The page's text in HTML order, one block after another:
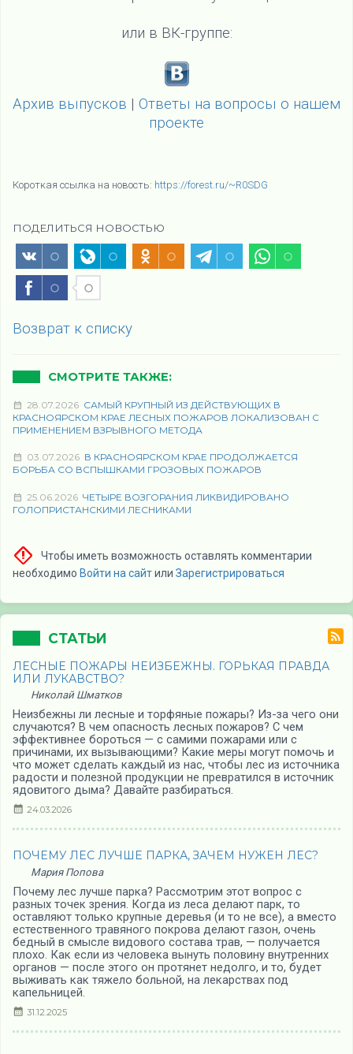
или в ВК-группе:
Архив выпусков | Ответы на вопросы о нашем
проекте
Короткая ссылка на новость: https://forest.ru/~R0SDG
ПОДЕЛИТЬСЯ НОВОСТЬЮ
Возврат к списку
СМОТРИТЕ ТАКЖЕ:
28.07.2026 САМЫЙ КРУПНЫЙ ИЗ ДЕЙСТВУЮЩИХ В
КРАСНОЯРСКОМ КРАЕ ЛЕСНЫХ ПОЖАРОВ ЛОКАЛИЗОВАН С
ПРИМЕНЕНИЕМ ВЗРЫВНОГО МЕТОДА
03.07.2026 В КРАСНОЯРСКОМ КРАЕ ПРОДОЛЖАЕТСЯ
БОРЬБА СО ВСПЫШКАМИ ГРОЗОВЫХ ПОЖАРОВ
25.06.2026 ЧЕТЫРЕ ВОЗГОРАНИЯ ЛИКВИДИРОВАНО
ГОЛОПРИСТАНСКИМИ ЛЕСНИКАМИ
Чтобы иметь возможность оставлять комментарии
необходимо Войти на сайтили Зарегистрироваться
СТАТЬИ
ЛЕСНЫЕ ПОЖАРЫ НЕИЗБЕЖНЫ. ГОРЬКАЯ ПРАВДА
ИЛИ ЛУКАВСТВО?
Николай Шматков
Неизбежны ли лесные и торфяные пожары? Из-за чего они
случаются? В чем опасность лесных пожаров? С чем
эффективнее бороться — с самими пожарами или с
причинами, их вызывающими? Какие меры могут помочь и
что может сделать каждый из нас, чтобы лес из источника
радости и полезной продукции не превратился в источник
ядовитого дыма? Давайте разбираться.
24.03.2026
ПОЧЕМУ ЛЕС ЛУЧШЕ ПАРКА, ЗАЧЕМ НУЖЕН ЛЕС?
Мария Попова
Почему лес лучше парка? Рассмотрим этот вопрос с
разных точек зрения. Когда из леса делают парк, то
оставляют только крупные деревья (и то не все), а вместо
естественного травяного покрова делают газон, очень
бедный в смысле видового состава трав, — получается
плохо. Как если из человека вынуть половину внутренних
органов — после этого он протянет недолго, и то, будет
выживать как тяжело больной, на лекарствах под
капельницей.
31.12.2025